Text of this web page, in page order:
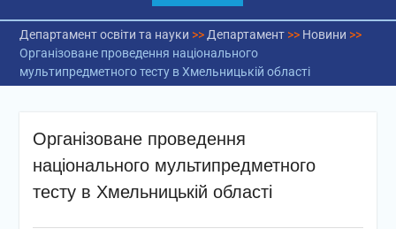
Департамент освіти та науки >> Департамент>> Новини >>
Організоване проведення національного
мультипредметного тесту в Хмельницькій області
Організоване проведення
національного мультипредметного
тесту в Хмельницькій області